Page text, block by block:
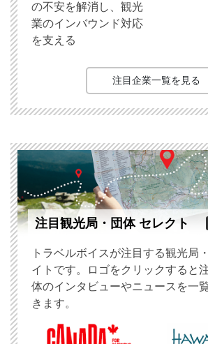
の不安を解消し、観光
業のインバウンド対応
を支える
注目企業一覧を見る
注目観光局・団体 セレクト
トラベルボイスが注目する観光局
イトです。ロゴをクリックすると
体のインタビューやニュースを一
きます。